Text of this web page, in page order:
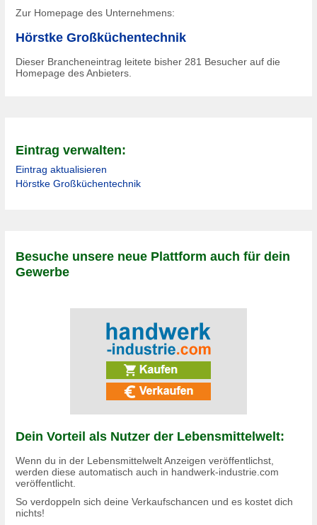
Zur Homepage des Unternehmens:
Hörstke Großküchentechnik
Dieser Brancheneintrag leitete bisher 281 Besucher auf die
Homepage des Anbieters.
Eintrag verwalten:
Eintrag aktualisieren
Hörstke Großküchentechnik
Besuche unsere neue Plattform auch für dein
Gewerbe
Dein Vorteil als Nutzer der Lebensmittelwelt:
Wenn du in der Lebensmittelwelt Anzeigen veröffentlichst,
werden diese automatisch auch in handwerk-industrie.com
veröffentlicht.
So verdoppeln sich deine Verkaufschancen und es kostet dich
nichts!